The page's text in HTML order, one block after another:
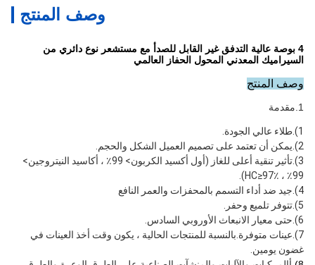
وصف المنتج
4 بوصة عالية التدفق غير القابل للصدأ مع مستشعر نوع دائري من
السيراميك المعدني المحول الحفاز العالمي
وصف المنتج
مقدمة
3).تأثير تنقية أعلى للغاز (أول أكسيد الكربون> 99٪ ، أكاسيد النيتروجين>
99٪ ، HC≥97٪).
4).جيد ضد أداء التسمم بالمحفزات والعمر النافع
غضون يومين.